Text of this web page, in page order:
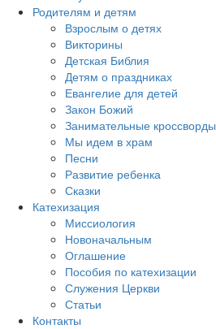
Родителям и детям
Взрослым о детях
Викторины
Детская Библия
Детям о праздниках
Евангелие для детей
Закон Божий
Занимательные кроссворды
Мы идем в храм
Песни
Развитие ребенка
Сказки
Катехизация
Миссиология
Новоначальным
Оглашение
Пособия по катехизации
Служения Церкви
Статьи
Контакты